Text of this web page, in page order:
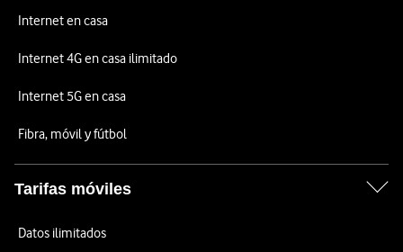
Internet en casa
Internet 4G en casa ilimitado
Internet 5G en casa
Fibra, móvil y fútbol
Tarifas móviles
Datos ilimitados